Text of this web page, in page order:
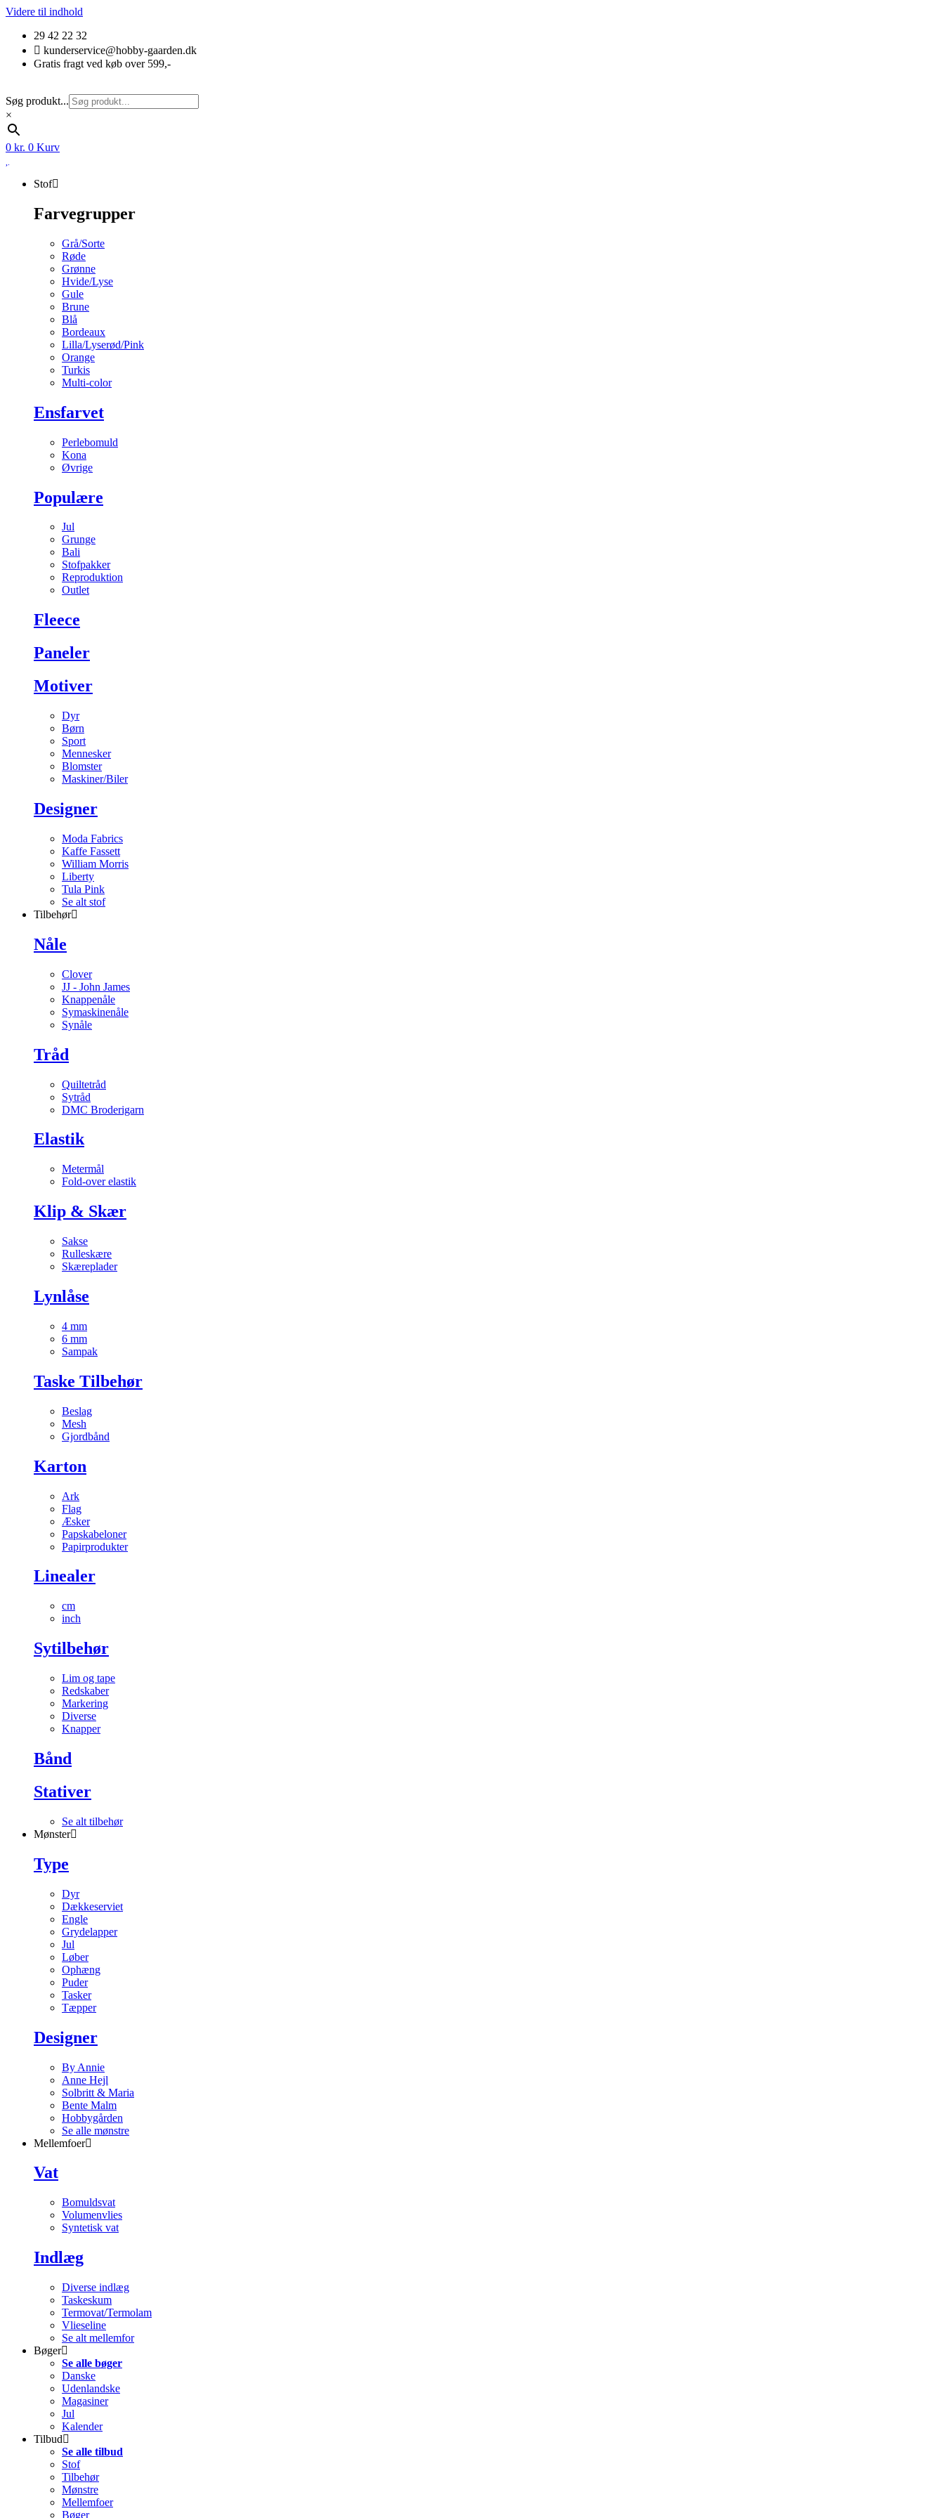
Videre til indhold
29 42 22 32
kunderservice@hobby-gaarden.dk
Gratis fragt ved køb over 599,-
Søg produkt...
×
0 kr. 0 Kurv
Stof
Farvegrupper
Grå/Sorte
Røde
Grønne
Hvide/Lyse
Gule
Brune
Blå
Bordeaux
Lilla/Lyserød/Pink
Orange
Turkis
Multi-color
Ensfarvet
Perlebomuld
Kona
Øvrige
Populære
Jul
Grunge
Bali
Stofpakker
Reproduktion
Outlet
Fleece
Paneler
Motiver
Dyr
Børn
Sport
Mennesker
Blomster
Maskiner/Biler
Designer
Moda Fabrics
Kaffe Fassett
William Morris
Liberty
Tula Pink
Se alt stof
Tilbehør
Nåle
Clover
JJ - John James
Knappenåle
Symaskinenåle
Synåle
Tråd
Quiltetråd
Sytråd
DMC Broderigarn
Elastik
Metermål
Fold-over elastik
Klip & Skær
Sakse
Rulleskære
Skæreplader
Lynlåse
4 mm
6 mm
Sampak
Taske Tilbehør
Beslag
Mesh
Gjordbånd
Karton
Ark
Flag
Æsker
Papskabeloner
Papirprodukter
Linealer
cm
inch
Sytilbehør
Lim og tape
Redskaber
Markering
Diverse
Knapper
Bånd
Stativer
Se alt tilbehør
Mønster
Type
Dyr
Dækkeserviet
Engle
Grydelapper
Jul
Løber
Ophæng
Puder
Tasker
Tæpper
Designer
By Annie
Anne Hejl
Solbritt & Maria
Bente Malm
Hobbygården
Se alle mønstre
Mellemfoer
Vat
Bomuldsvat
Volumenvlies
Syntetisk vat
Indlæg
Diverse indlæg
Taskeskum
Termovat/Termolam
Vlieseline
Se alt mellemfor
Bøger
Se alle bøger
Danske
Udenlandske
Magasiner
Jul
Kalender
Tilbud
Se alle tilbud
Stof
Tilbehør
Mønstre
Mellemfoer
Bøger